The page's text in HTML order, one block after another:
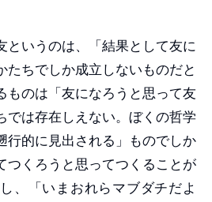
いうのは、「結果として友に
たちでしか成立しないものだと
ものは「友になろうと思って友
では存在しえない。ぼくの哲学
行的に見出される」ものでしか
つくろうと思ってつくることが
、「いまおれらマブダチだよ